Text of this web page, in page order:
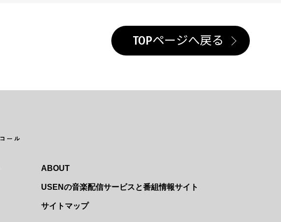
TOPページへ戻る
ABOUT
USENの音楽配信サービスと番組情報サイト
サイトマップ